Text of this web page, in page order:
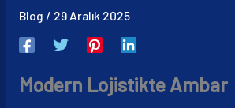
Blog / 29 Aralık 2025
Modern Lojistikte Ambar